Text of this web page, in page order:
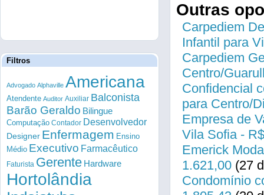
Outras
Carpediem
Infantil para
Carpediem
Centro/
Confidencial
para Centro/
Empresa de
Vila Sofia -
Emerick
1.621,00 (27
Condomínio
Filtros
Advogado Alphaville Americana
Atendente Auditor Auxiliar Balconista
Barão Geraldo Bilingue
Computação Contador Desenvolvedor
Designer Enfermagem Ensino
Médio Executivo Farmacêutico
Faturista Gerente Hardware
Hortolândia